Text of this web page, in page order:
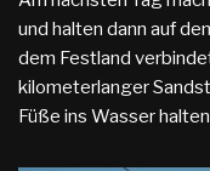
und halten dann auf
dem Festland
kilometerlanger
Füße ins Wasser